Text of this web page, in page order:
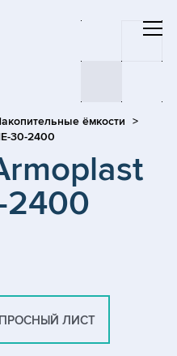
ёмкости
30-2400
2400
ЛИСТ